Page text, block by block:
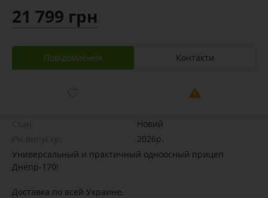
21 799 грн
Повідомлення Контакти
Новий
2026р.
Универсальный и практичный одноосный прицеп
Днепр-170!
Доставка по всей Украине.